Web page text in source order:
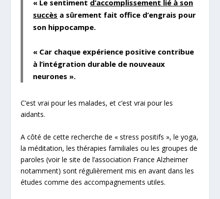
« Le sentiment d’accomplissement lié à son
succès a sûrement fait office d’engrais pour
son hippocampe.
« Car chaque expérience positive contribue
à l’intégration durable de nouveaux
neurones ».
C’est vrai pour les malades, et c’est vrai pour les
aidants.
A côté de cette recherche de «stress positifs », le yoga,
la méditation, les thérapies familiales ou les groupes de
paroles (voir le site de l’association France Alzheimer
notamment) sont régulièrement mis en avant dans les
études comme des accompagnements utiles.